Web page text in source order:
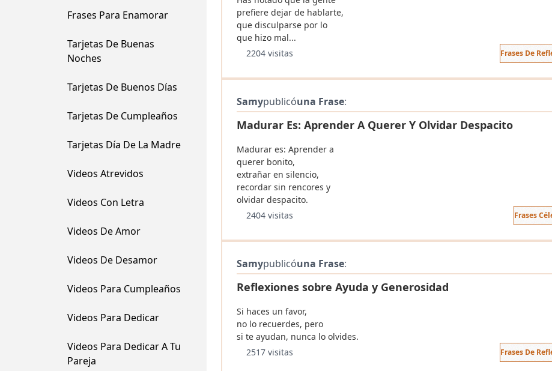
Frases Para Enamorar
Tarjetas De Buenas
Noches
Tarjetas De Buenos Días
Tarjetas De Cumpleaños
Tarjetas Día De La Madre
Videos Atrevidos
Videos Con Letra
Videos De Amor
Videos De Desamor
Videos Para Cumpleaños
Videos Para Dedicar
Videos Para Dedicar A Tu
Pareja
prefiere dejar de hablarte,
que disculparse por lo
que hizo mal...
2204 visitas
Frases De
Samypublicóuna Frase:
Madurar Es: Aprender A Querer Y Olvidar Despacito
Madurar es: Aprender a
querer bonito,
extrañar en silencio,
recordar sin rencores y
olvidar despacito.
2404 visitas
Frases
Samypublicóuna Frase:
Reflexiones sobre Ayuda y Generosidad
Si haces un favor,
no lo recuerdes, pero
si te ayudan, nunca lo olvides.
2517 visitas
Frases De